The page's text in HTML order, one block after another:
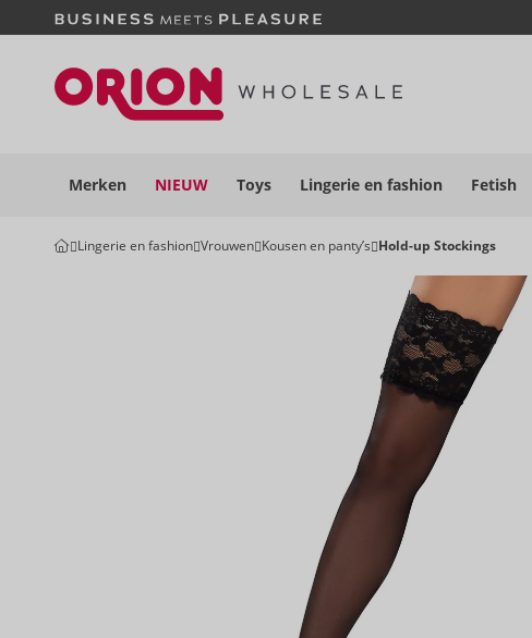
Merken NIEUW Toys Lingerie en fashion Fetish
Lingerie en fashion Vrouwen Kousen en panty’s Hold-up Stockings